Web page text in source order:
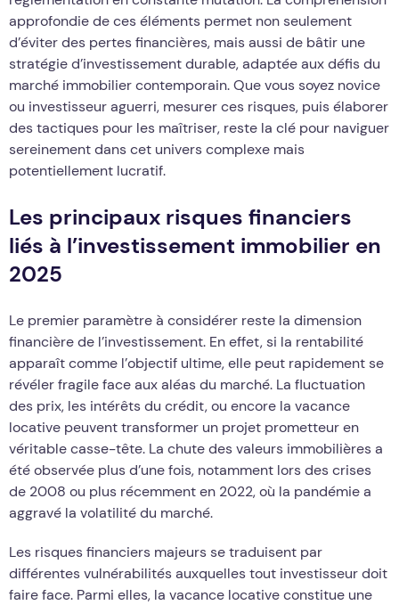
approfondie de ces éléments permet non seulement
d’éviter des pertes financières, mais aussi de bâtir une
stratégie d’investissement durable, adaptée aux défis du
marché immobilier contemporain. Que vous soyez novice
ou investisseur aguerri, mesurer ces risques, puis élaborer
des tactiques pour les maîtriser, reste la clé pour naviguer
sereinement dans cet univers complexe mais
potentiellement lucratif.
Les principaux risques financiers
liés à l’investissement immobilier en
2025
Le premier paramètre à considérer reste la dimension
financière de l’investissement. En effet, si la rentabilité
apparaît comme l’objectif ultime, elle peut rapidement se
révéler fragile face aux aléas du marché. La fluctuation
des prix, les intérêts du crédit, ou encore la vacance
locative peuvent transformer un projet prometteur en
véritable casse-tête. La chute des valeurs immobilières a
été observée plus d’une fois, notamment lors des crises
de 2008 ou plus récemment en 2022, où la pandémie a
aggravé la volatilité du marché.
Les risques financiers majeurs se traduisent par
différentes vulnérabilités auxquelles tout investisseur doit
faire face. Parmi elles, la vacance locative constitue une